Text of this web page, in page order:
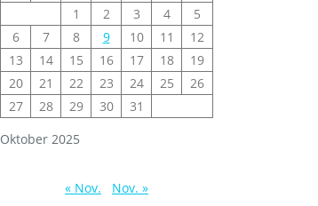
Oktober 2025
1
2 3 4
5
6
7 8 9 10 11
12
13
14 15 16 17 18
19
20
21 22 23 24 25
26
27
28 29 30 31
« Nov. Nov. »